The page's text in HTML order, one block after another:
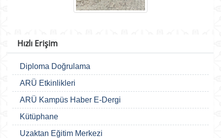
Hızlı Erişim
Diploma Doğrulama
ARÜ Etkinlikleri
ARÜ Kampüs Haber E-Dergi
Kütüphane
Uzaktan Eğitim Merkezi